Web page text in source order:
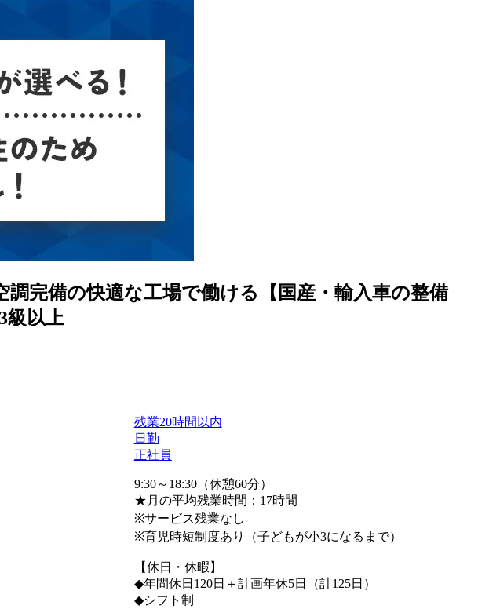
完備の快適な工場で働ける【国産・輸入車の整備
級以上
残業20時間以内
日勤
正社員
9:30～18:30（休憩60分）
★月の平均残業時間：17時間
※サービス残業なし
※育児時短制度あり（子どもが小3になるまで）
【休日・休暇】
◆年間休日120日＋計画年休5日（計125日）
◆シフト制